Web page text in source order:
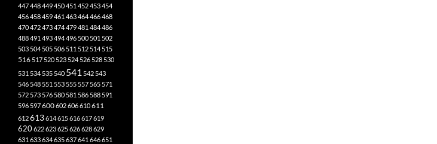
447448449450451 452453454
456458459461 463464466468
470472473474479481 484486
488491 493494496 500 501 502
503 504 505 506 511 512 514 515
516 517 520 523 524 526 528 530
531 534 535 540 541 542 543
546 548 551 553 555 557 565 571
572 573 576 580 581 586 588 591
596 597600602606610611
612613614615616617619
620622623625626628629
631 633634635637641 646651